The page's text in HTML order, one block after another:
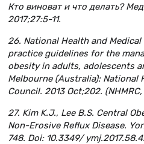
Кто виноват и что делать?
2017;27:5-11.
26. National Health and
practice guidelines for the
obesity in adults, adolescents
Melbourne (Australia): National
Council. 2013 Oct;202.
27. Kim K.J., Lee B.S. Central
Non-Erosive Reflux Disease.
748. Doi: 10.3349/